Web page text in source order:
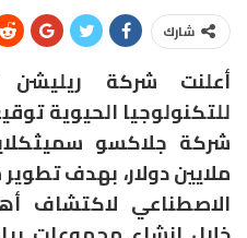
شارك
أعلنت شركة ريليشن
للتكنولوجيا الحيوية
ملايين دولار، بهدف
الاصطناعي لاكتشاف